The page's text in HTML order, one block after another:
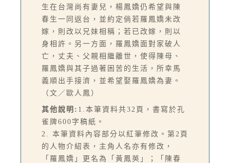
生在台灣尚有妻兒，楊鳳嬌仍希望與陳
春生一同返台，並約定倘若羅鳳嬌未改
嫁，則改以兄妹相稱；若已改嫁，則以
身相許。另一方面，羅鳳嬌面對家破人
亡，丈夫、父親相繼離世，使得陳母、
羅鳳嬌與其子過著困苦的生活，所幸馬
義順出手接濟，並希望娶羅鳳嬌為妻。
（文／歐人鳳）
其他說明: 1.本筆資料共32頁，書寫於孔
雀牌600字稿紙。
2. 本筆資料內容部分以紅筆修改。第2頁
的人物介紹表，主角人名亦有修改，
「羅鳳嬌」更名為「黃鳳英」；「陳春